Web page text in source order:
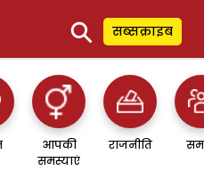
⚲ सब्सक्राइब
आपकी
समस्याएं
राजनीति